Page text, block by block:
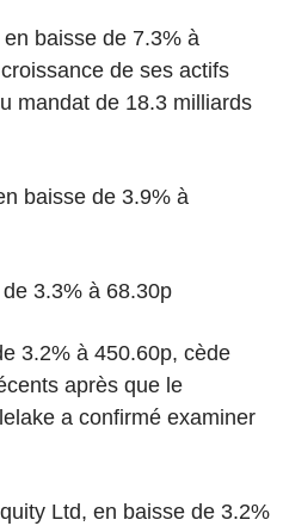
baisse de 7.3% à
de ses actifs
mandat de 18.3 milliards
baisse de 3.9% à
3.3% à 68.30p
3.2% à 450.60p, cède
après que le
a confirmé examiner
Ltd, en baisse de 3.2%